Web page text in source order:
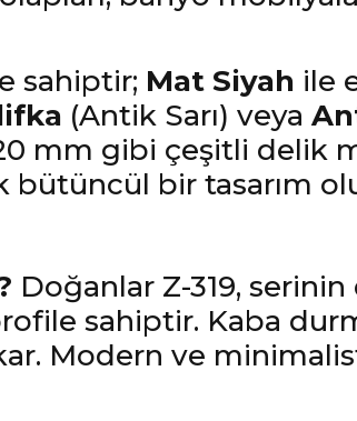
sahiptir; Mat Siyah ile
(Antik Sarı) veya
mm gibi çeşitli delik
bütüncül bir tasarım
Doğanlar Z-319,
sahiptir. Kaba
Modern ve